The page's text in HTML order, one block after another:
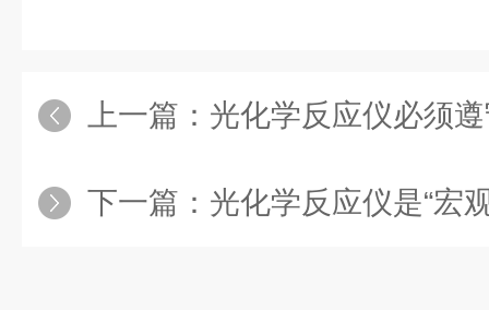
上一篇： 光化学反应仪必须
下一篇： 光化学反应仪是“宏观”“